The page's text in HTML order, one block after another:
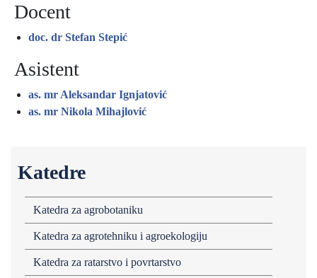
Katedre
Katedra za agrobotaniku
Katedra za agrotehniku i agroekologiju
Katedra za ratarstvo i povrtarstvo
Docent
doc. dr Stefan Stepić
Asistent
as. mr Aleksandar Ignjatović
as. mr Nikola Mihajlović